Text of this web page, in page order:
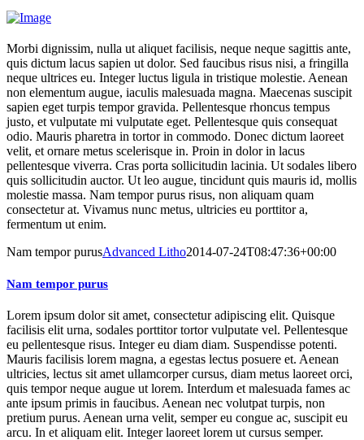
Morbi dignissim, nulla ut aliquet facilisis, neque neque sagittis ante,
quis dictum lacus sapien ut dolor. Sed faucibus risus nisi, a fringilla
neque ultrices eu. Integer luctus ligula in tristique molestie. Aenean
non elementum augue, iaculis malesuada magna. Maecenas suscipit
sapien eget turpis tempor gravida. Pellentesque rhoncus tempus
justo, et vulputate mi vulputate eget. Pellentesque quis consequat
odio. Mauris pharetra in tortor in commodo. Donec dictum laoreet
velit, et ornare metus scelerisque in. Proin in dolor in lacus
pellentesque viverra. Cras porta sollicitudin lacinia. Ut sodales libero
quis sollicitudin auctor. Ut leo augue, tincidunt quis mauris id, mollis
molestie massa. Nam tempor purus risus, non aliquam quam
consectetur at. Vivamus nunc metus, ultricies eu porttitor a,
fermentum ut enim.
Nam tempor purusAdvanced Litho2014-07-24T08:47:36+00:00
Nam tempor purus
Lorem ipsum dolor sit amet, consectetur adipiscing elit. Quisque
facilisis elit urna, sodales porttitor tortor vulputate vel. Pellentesque
eu pellentesque risus. Integer eu diam diam. Suspendisse potenti.
Mauris facilisis lorem magna, a egestas lectus posuere et. Aenean
ultricies, lectus sit amet ullamcorper cursus, diam metus laoreet orci,
quis tempor neque augue ut lorem. Interdum et malesuada fames ac
ante ipsum primis in faucibus. Aenean nec volutpat turpis, non
pretium purus. Aenean urna velit, semper eu congue ac, suscipit eu
arcu. In et aliquam elit. Integer laoreet lorem ut cursus semper.